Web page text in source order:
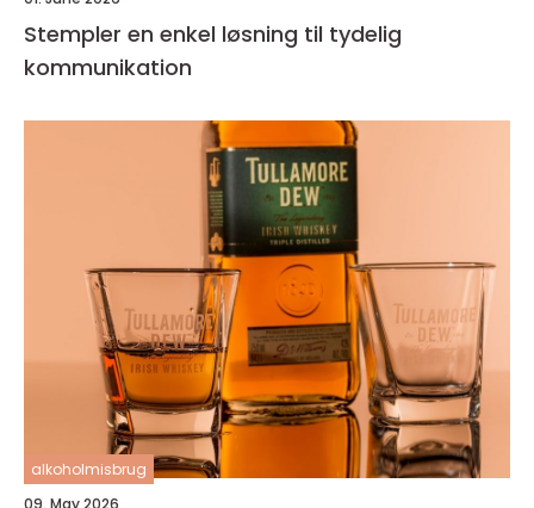
Stempler en enkel løsning til tydelig
kommunikation
alkoholmisbrug
09. May 2026